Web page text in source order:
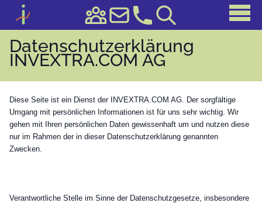
Datenschutzerklärung
INVEXTRA.COM AG
Diese Seite ist ein Dienst der INVEXTRA.COM AG. Der sorgfältige
Umgang mit persönlichen Informationen ist für uns sehr wichtig. Wir
gehen mit Ihren persönlichen Daten gewissenhaft um und nutzen diese
nur im Rahmen der in dieser Datenschutzerklärung genannten
Zwecken.
Verantwortliche Stelle im Sinne der Datenschutzgesetze, insbesondere